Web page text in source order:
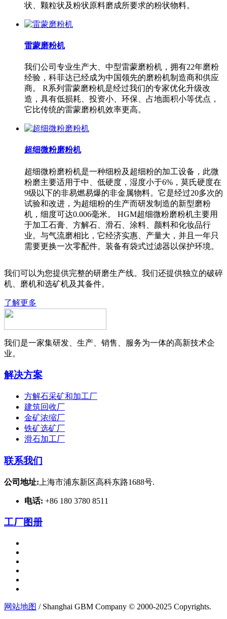
状、颗粒状及粉状原料磨成所要求的粉状物料。
雷蒙磨粉机
我们公司专业生产大、中型雷蒙磨粉机，拥有22年磨粉
经验，科菲达已经成为中国领先的磨粉机制造商和供应
商。 R系列雷蒙磨粉机是经过我们的专家优化升级改
造，具有低损耗、投资小、环保、占地面积小等优点，
它比传统的雷蒙磨粉机效率更高。
超细微粉磨粉机
超细微粉磨粉机是一种细粉及超细粉的加工设备，此微
粉磨主要适用于中、低硬度，湿度小于6%，莫氏硬度在
9级以下的非易燃易爆的非金属物料。它是经过20多次的
试验和改进，为超细粉的生产而研发制造的新型磨粉
机，细度可达0.006毫米。 HGM超细微粉磨粉机主要用
于加工石膏、方解石、滑石、涂料、颜料和化妆品行
业。与气流磨相比，它经济实惠、产量大，并且一年只
需要更换一次零配件。装备有袋式过滤器以保护环境。
我们可以为您提供完整的研磨生产线。我们还提供独立的破碎
机、磨机和选矿机及其备件。
了解更多
我们是一家集研发、生产、销售、服务为一体的高新技术企
业。
解决方案
方解石采矿和加工厂
建筑回收厂
金矿浓缩厂
铁矿选矿厂
滑石加工厂
联系我们
公司地址: 上海市浦东新区高科东路1688号.
电话: +86 180 3780 8511
工厂图册
网站地图 / Shanghai GBM Company © 2000-2025 Copyrights.